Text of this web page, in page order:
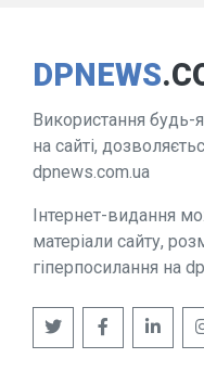
DPNEWS
Використання будь-
на сайті,
dpnews.com.ua
Інтернет-видання
матеріали сайту,
гіперпосилання на